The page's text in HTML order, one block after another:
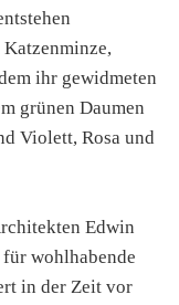
ihr gewidmeten
grünen Daumen
Violett, Rosa und
Edwin
wohlhabende
in der Zeit vor